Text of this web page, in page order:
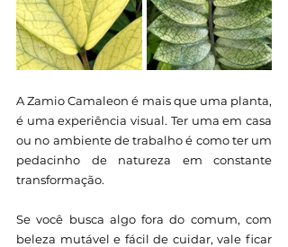
A Zamio Camaleon é mais que uma planta,
é uma experiência visual. Ter uma em casa
ou no ambiente de trabalho é como ter um
pedacinho de natureza em constante
transformação.
Se você busca algo fora do comum, com
beleza mutável e fácil de cuidar, vale ficar